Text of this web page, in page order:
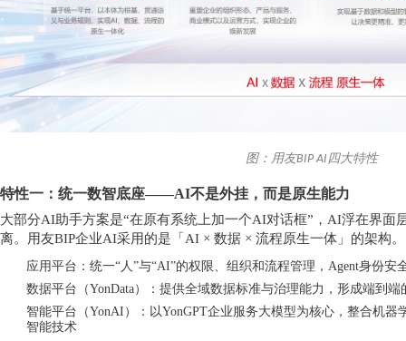
图：用友BIP AI四大特性
特性一：统一数智底座——AI不是外挂，而是原生能力
大部分AI助手方案是“在原有系统上加一个AI对话框”，AI浮在界面
离。用友BIP企业AI采用的是「AI × 数据 × 流程原生一体」的架构。
应用平台：统一“人”与“AI”的权限、组织和流程管理，Agent身份
数据平台（YonData）：提供全域数据标准与治理能力，形成端到端
智能平台（YonAI）：以YonGPT企业服务大模型为核心，整合机器
智能技术